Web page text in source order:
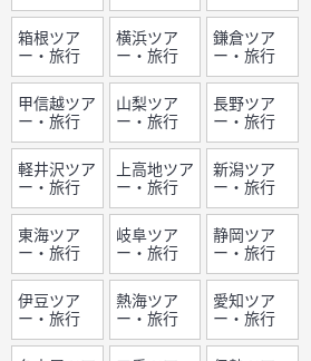
箱根ツア
ー・旅行
横浜ツア
ー・旅行
鎌倉ツア
ー・旅行
甲信越ツア
ー・旅行
山梨ツア
ー・旅行
長野ツア
ー・旅行
軽井沢ツア
ー・旅行
上高地ツア
ー・旅行
新潟ツア
ー・旅行
東海ツア
ー・旅行
岐阜ツア
ー・旅行
静岡ツア
ー・旅行
伊豆ツア
ー・旅行
熱海ツア
ー・旅行
愛知ツア
ー・旅行